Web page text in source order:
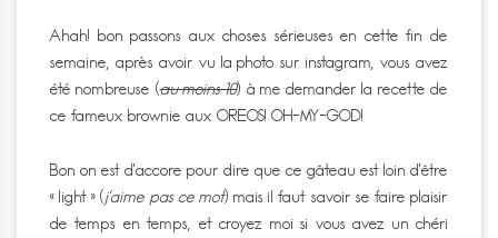
Ahah! bon passons aux choses sérieuses en cette fin de
semaine, après avoir vu la photo sur instagram, vous avez
été nombreuse (au moins 10) à me demander la recette de
ce fameux brownie aux OREOS! OH-MY-GOD!
Bon on est d’accore pour dire que ce gâteau est loin d’être
« light » (j’aime pas ce mot) mais il faut savoir se faire plaisir
de temps en temps, et croyez moi si vous avez un chéri